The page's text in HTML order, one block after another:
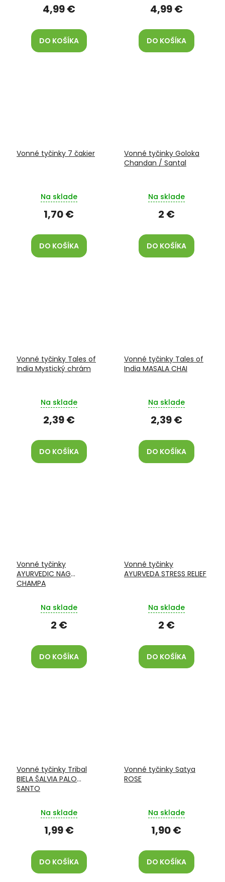
4,99 €
DO KOŠÍKA
4,99 €
DO KOŠÍKA
Vonné tyčinky 7 čakier
Na sklade
1,70 €
DO KOŠÍKA
Vonné tyčinky Goloka
Chandan / Santal
Na sklade
2 €
DO KOŠÍKA
Vonné tyčinky Tales of
India Mystický chrám
Na sklade
2,39 €
DO KOŠÍKA
Vonné tyčinky Tales of
India MASALA CHAI
Na sklade
2,39 €
DO KOŠÍKA
Vonné tyčinky
AYURVEDIC NAG
CHAMPA
Na sklade
2 €
DO KOŠÍKA
Vonné tyčinky
AYURVEDA STRESS RELIEF
Na sklade
2 €
DO KOŠÍKA
Vonné tyčinky Tribal
BIELA ŠALVIA PALO
SANTO
Na sklade
1,99 €
DO KOŠÍKA
Vonné tyčinky Satya
ROSE
Na sklade
1,90 €
DO KOŠÍKA